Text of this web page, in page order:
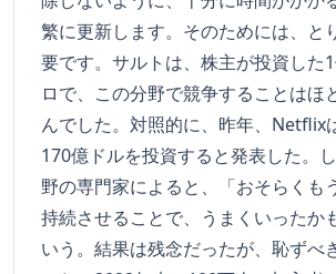
繁に更新します。そのためには、と
要です。サルトは、株主が投資した
ロで、この分野で競争することはほ
んでした。対照的に、昨年、Netflix
170億ドルを投資すると発表した。
野の専門家によると、「おそらくも
持続させることで、うまくいったか
いう。結果は残念だったが、恥ずべ